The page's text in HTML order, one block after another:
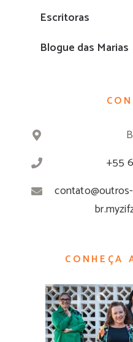
Escritoras
Blogue das Marias
+55
CONHEÇA